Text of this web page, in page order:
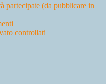
partecipate (da pubblicare in
controllati